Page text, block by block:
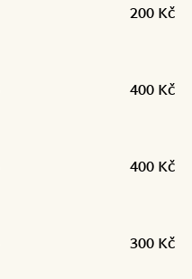
200 Kč
400 Kč
400 Kč
300 Kč